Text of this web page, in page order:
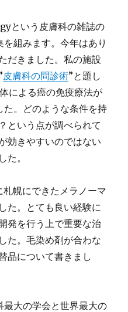
いう皮膚科の雑誌の
組みます。今年はあり
だきました。私の施設
皮膚科の問診術”と題し
による癌の免疫療法が
。どのような条件を持
という点が調べられて
効きやすいのではない
た。
幌にできたメラノーマ
た。とても良い経験に
発を行う上で重要な治
た。毛染め剤が合わな
品について書きまし
大の学会と世界最大の